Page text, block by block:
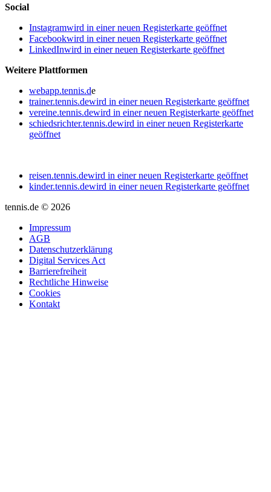
Social
Instagramwird in einer neuen Registerkarte geöffnet
Facebookwird in einer neuen Registerkarte geöffnet
LinkedInwird in einer neuen Registerkarte geöffnet
Weitere Plattformen
webapp.tennis.de
trainer.tennis.dewird in einer neuen Registerkarte geöffnet
vereine.tennis.dewird in einer neuen Registerkarte geöffnet
schiedsrichter.tennis.dewird in einer neuen Registerkarte
geöffnet
reisen.tennis.dewird in einer neuen Registerkarte geöffnet
kinder.tennis.dewird in einer neuen Registerkarte geöffnet
tennis.de © 2026
Impressum
AGB
Datenschutzerklärung
Digital Services Act
Barrierefreiheit
Rechtliche Hinweise
Cookies
Kontakt